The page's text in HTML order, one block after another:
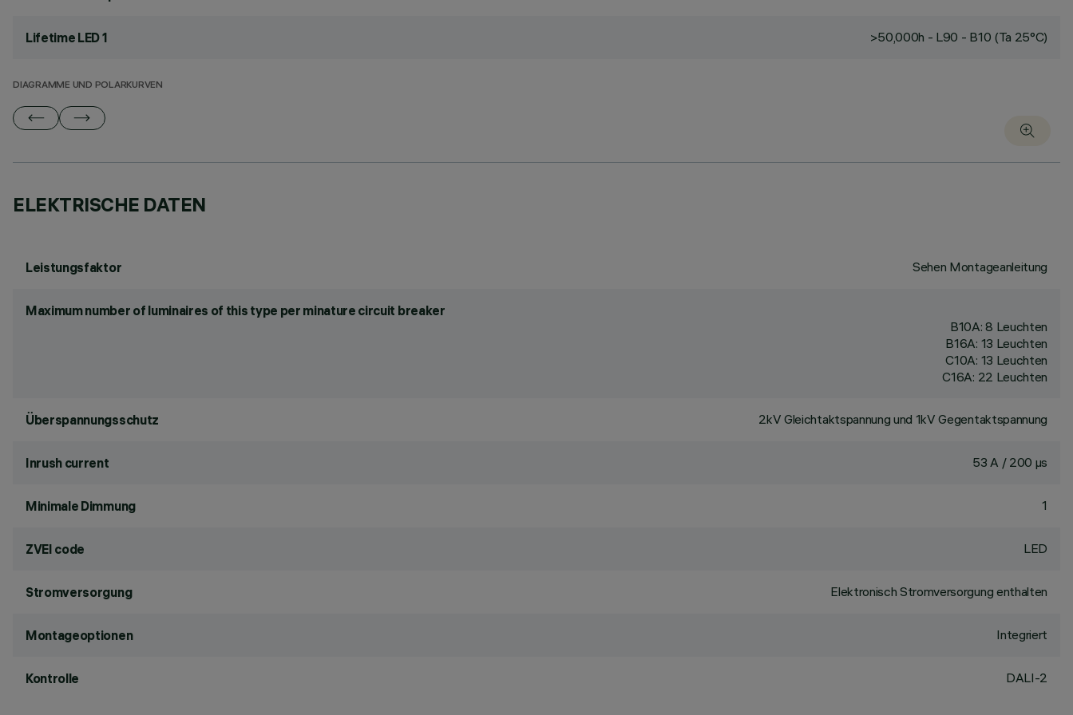
Lifetime LED 1 >50,000h - L90 - B10 (Ta 25°C)
DIAGRAMME UND POLARKURVEN
ELEKTRISCHE DATEN
Leistungsfaktor Sehen Montageanleitung
Maximum number of luminaires of this type per minature circuit breaker
B10A: 8 Leuchten
B16A: 13 Leuchten
C10A: 13 Leuchten
C16A: 22 Leuchten
Überspannungsschutz 2kV Gleichtaktspannung und 1kV Gegentaktspannung
Inrush current 53 A / 200 µs
Minimale Dimmung 1
ZVEI code LED
Stromversorgung Elektronisch Stromversorgung enthalten
Montageoptionen Integriert
Kontrolle DALI-2